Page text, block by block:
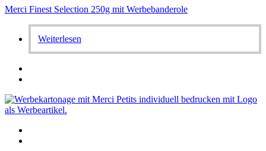
Merci Finest Selection 250g mit Werbebanderole
Weiterlesen